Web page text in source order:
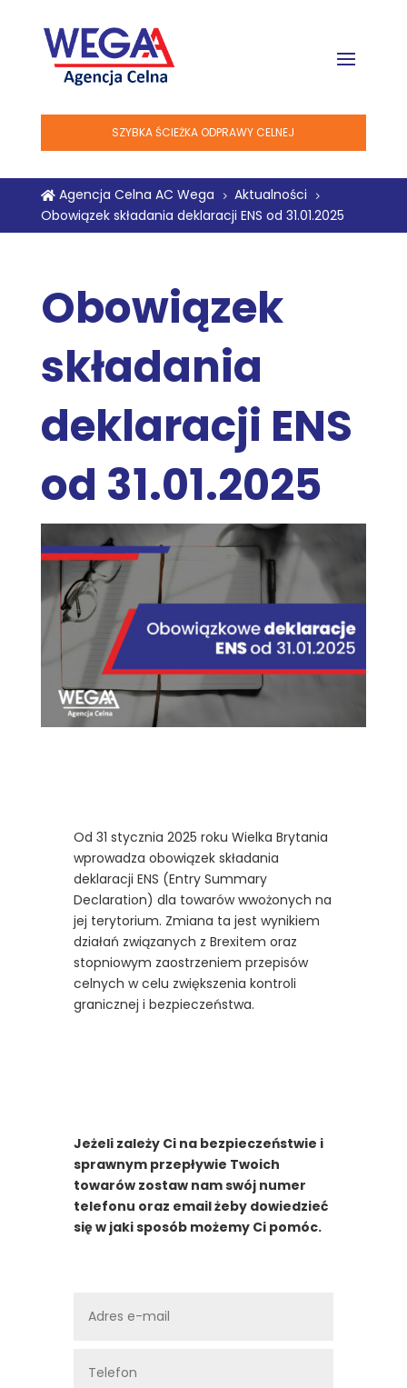
SZYBKA ŚCIEŻKA ODPRAWY CELNEJ
 Agencja Celna AC Wega 5 Aktualności 5
Obowiązek składania deklaracji ENS od 31.01.2025
Obowiązek
składania
deklaracji ENS
od 31.01.2025
Od 31 stycznia 2025 roku Wielka Brytania
wprowadza obowiązek składania
deklaracji ENS (Entry Summary
Declaration) dla towarów wwożonych na
jej terytorium. Zmiana ta jest wynikiem
działań związanych z Brexitem oraz
stopniowym zaostrzeniem przepisów
celnych w celu zwiększenia kontroli
granicznej i bezpieczeństwa.
Jeżeli zależy Ci na bezpieczeństwie i
sprawnym przepływie Twoich
towarów zostaw nam swój numer
telefonu oraz email żeby dowiedzieć
się w jaki sposób możemy Ci pomóc.